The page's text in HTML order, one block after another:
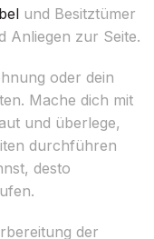
und Besitztümer
Anliegen zur Seite.
oder dein
Mache dich mit
und überlege,
durchführen
desto
der